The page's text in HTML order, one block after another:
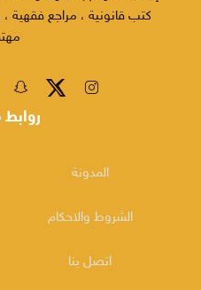
كتب قانونية ، مراجع فقهية ،
المدونة
الشروط والاحكام
اتصل بنا